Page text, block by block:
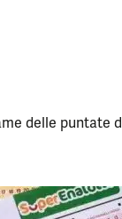
delle puntate